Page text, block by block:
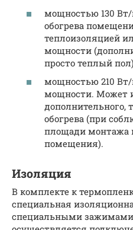
мощностью 130
обогрева
теплоизоляцией
мощности
просто теплый
мощностью 210
мощности. Может
дополнительного,
обогрева (при
площади монтажа
помещения).
Изоляция
В комплекте к
специальная
специальными